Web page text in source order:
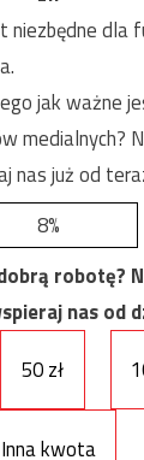
dla
jak ważne
medialnych?
nas już od
8%
robotę?
nas od
50 zł
Inna kwota